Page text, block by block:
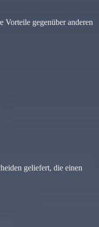
Vorteile gegenüber anderen
geliefert, die einen